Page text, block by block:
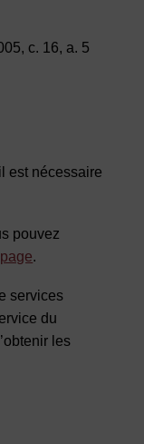
c. 16, a. 5
est nécessaire
pouvez
.
services
du
les